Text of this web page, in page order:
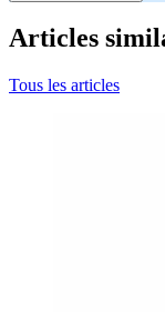
Articles
Tous les articles